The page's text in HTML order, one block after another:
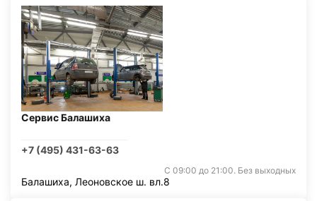
Сервис Балашиха
+7 (495) 431-63-63
С 09:00 до 21:00. Без выходных
Балашиха, Леоновское ш. вл.8